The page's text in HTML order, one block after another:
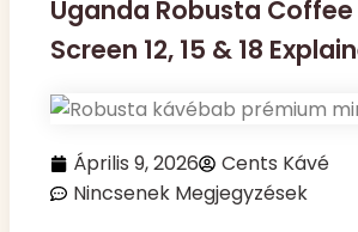
Uganda Robusta
Screen 12, 15 & 18
Április 9, 2026
Cents Kávé
Nincsenek Megjegyzések